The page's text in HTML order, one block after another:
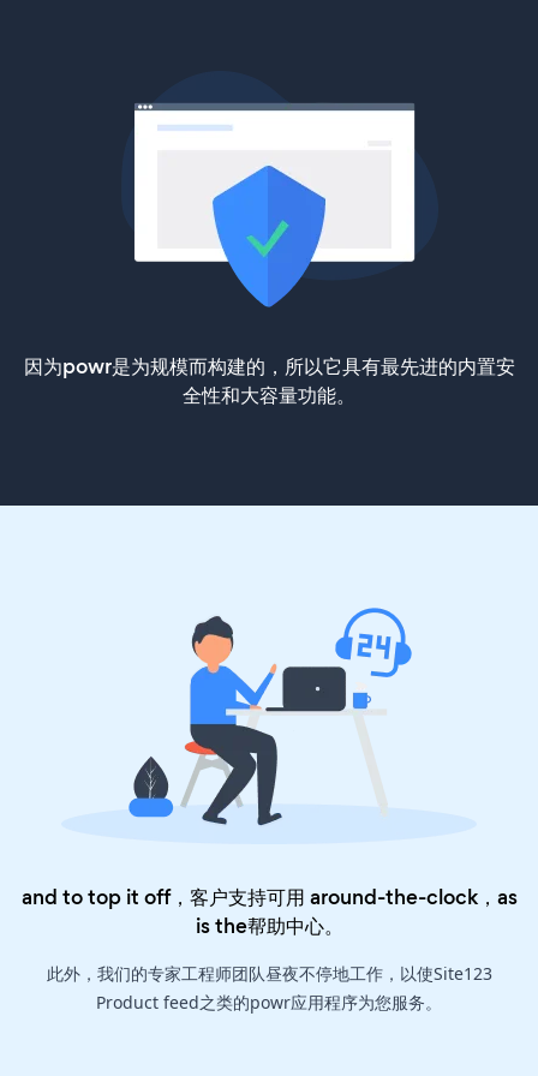
因为powr是为规模而构建的，所以它具有最先进的内置安
全性和大容量功能。
and to top it off，客户支持可用 around-the-clock，as
is the帮助中心。
此外，我们的专家工程师团队昼夜不停地工作，以使Site123
Product feed之类的powr应用程序为您服务。